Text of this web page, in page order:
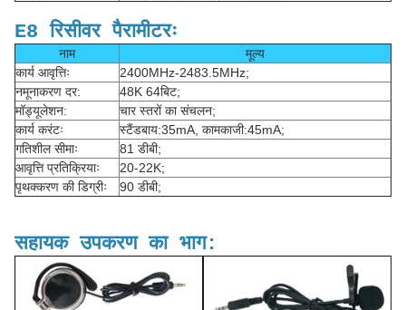
E8 रिसीवर पैरामीटरः
नाम
मूल्य
कार्य आवृत्तिः
2400MHz-2483.5MHz;
नमूनाकरण दर:
48K 64बिट;
मॉड्यूलेशन:
चार स्तरों का संचलन;
कार्य करंटः
स्टैंडबाय:35mA, कामकाजी:45mA;
गतिशील सीमाः
81 डीबी;
आवृत्ति प्रतिक्रियाः
20-22K;
पृथक्करण की डिग्रीः
90 डीबी;
सहायक उपकरण का भाग: